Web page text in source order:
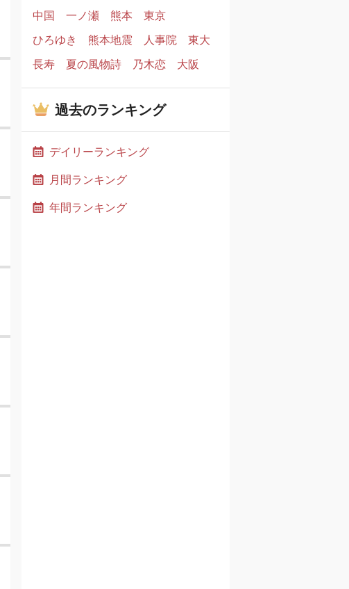
中国
一ノ瀬 熊本
東京
ひろゆき
熊本地震 人事院
東大
長寿
夏の風物詩 乃木恋 大阪
過去のランキング
デイリーランキング
月間ランキング
年間ランキング